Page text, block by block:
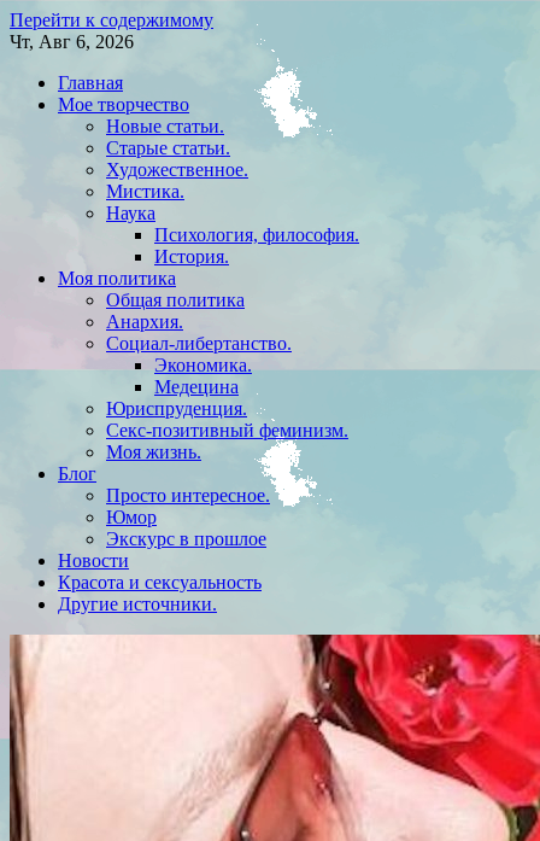
Перейти к содержимому
Чт, Авг 6, 2026
Главная
Мое творчество
Новые статьи.
Старые статьи.
Художественное.
Мистика.
Наука
Психология, философия.
История.
Моя политика
Общая политика
Анархия.
Социал-либертанство.
Экономика.
Медецина
Юриспруденция.
Секс-позитивный феминизм.
Моя жизнь.
Блог
Просто интересное.
Юмор
Экскурс в прошлое
Новости
Красота и сексуальность
Другие источники.